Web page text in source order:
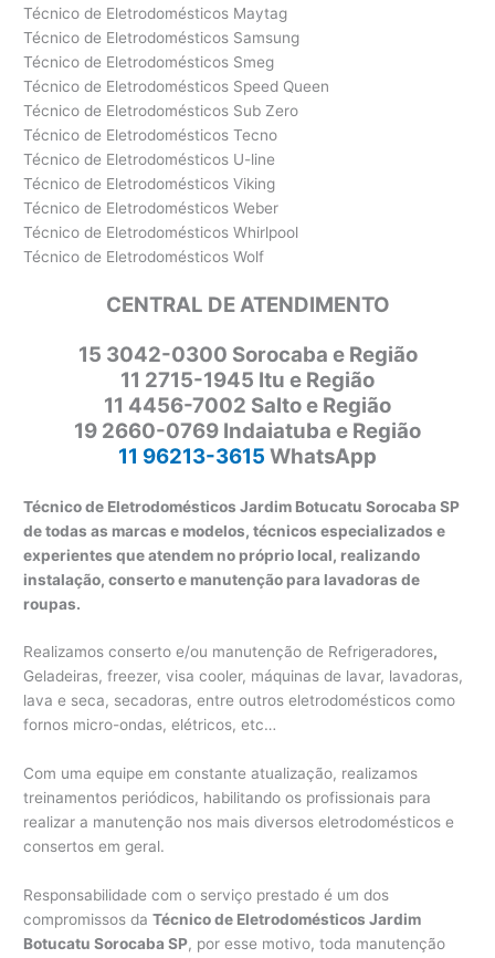
Técnico de Eletrodomésticos Maytag
Técnico de Eletrodomésticos Samsung
Técnico de Eletrodomésticos Smeg
Técnico de Eletrodomésticos Speed Queen
Técnico de Eletrodomésticos Sub Zero
Técnico de Eletrodomésticos Tecno
Técnico de Eletrodomésticos U-line
Técnico de Eletrodomésticos Viking
Técnico de Eletrodomésticos Weber
Técnico de Eletrodomésticos Whirlpool
Técnico de Eletrodomésticos Wolf
CENTRAL DE ATENDIMENTO
15 3042-0300 Sorocaba e Região
11 2715-1945 Itu e Região
11 4456-7002 Salto e Região
19 2660-0769 Indaiatuba e Região
11 96213-3615 WhatsApp
Técnico de Eletrodomésticos Jardim Botucatu Sorocaba SP
de todas as marcas e modelos, técnicos especializados e
experientes que atendem no próprio local, realizando
instalação, conserto e manutenção para lavadoras de
roupas.
Realizamos conserto e/ou manutenção de Refrigeradores,
Geladeiras, freezer, visa cooler, máquinas de lavar, lavadoras,
lava e seca, secadoras, entre outros eletrodomésticos como
fornos micro-ondas, elétricos, etc…
Com uma equipe em constante atualização, realizamos
treinamentos periódicos, habilitando os profissionais para
realizar a manutenção nos mais diversos eletrodomésticos e
consertos em geral.
Responsabilidade com o serviço prestado é um dos
compromissos daTécnico de Eletrodomésticos Jardim
Botucatu Sorocaba SP, por esse motivo, toda manutenção